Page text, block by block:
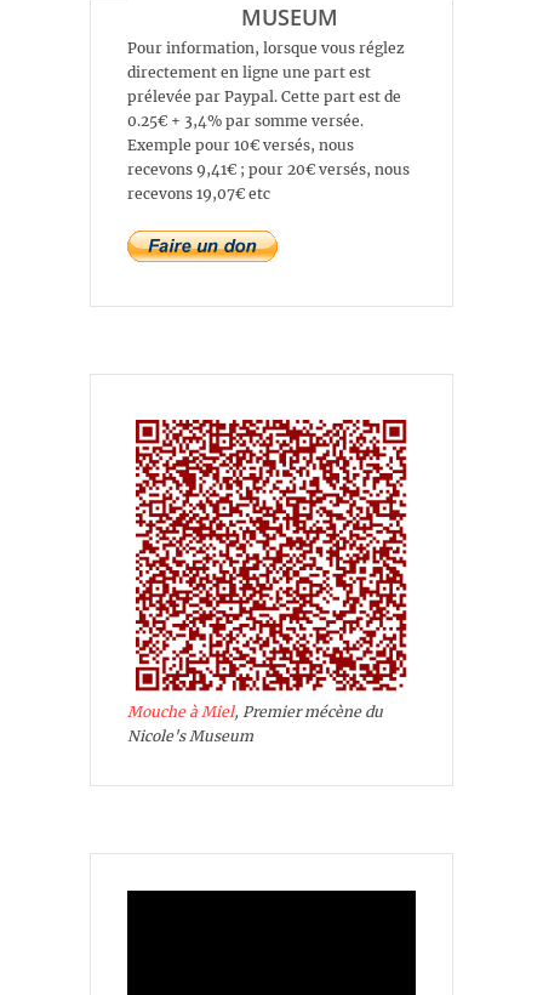
MUSEUM
Pour information, lorsque vous réglez
directement en ligne une part est
prélevée par Paypal. Cette part est de
0.25€ + 3,4% par somme versée.
Exemple pour 10€ versés, nous
recevons 9,41€ ; pour 20€ versés, nous
recevons 19,07€ etc
Mouche à Miel, Premier mécène du
Nicole's Museum